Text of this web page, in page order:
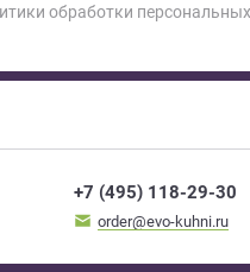
обработки
+7 (495) 118-29-30
order@evo-kuhni.ru